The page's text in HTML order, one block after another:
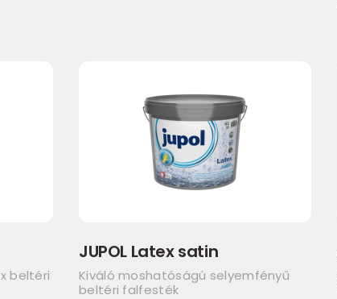
beltéri
JUPOL Latex satin
Kiváló moshatóságú selyemfényű
beltéri falfesték